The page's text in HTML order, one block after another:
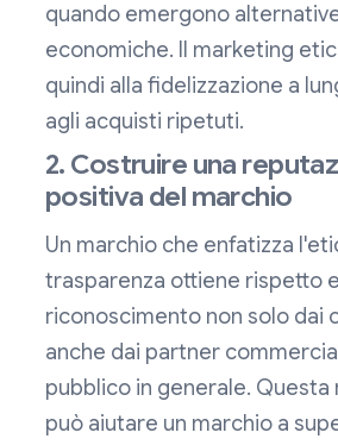
quando emergono
economiche. Il marketing
quindi alla fidelizzazione a
agli acquisti ripetuti.
2. Costruire una
positiva del marchio
Un marchio che enfatizza
trasparenza ottiene rispetto e
riconoscimento non solo dai
anche dai partner
pubblico in generale. Questa
può aiutare un marchio a